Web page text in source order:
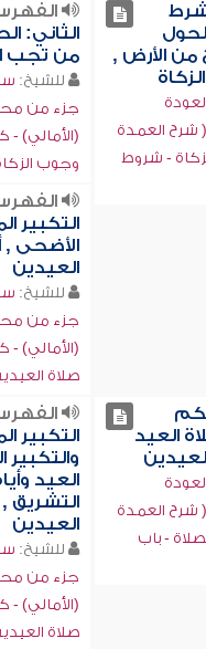
من الأرض ,
العمدة
- شروط
الثاني:
من تجب
للشيخ:
جزء من
(الأمالي) -
وجوب
التكبير
الأضحى ,
العيدين
للشيخ:
جزء من
(الأمالي) -
صلاة
العيد
العمدة
- باب
التكبير
العيد
التشريق
العيدين
للشيخ:
جزء من
(الأمالي) -
صلاة